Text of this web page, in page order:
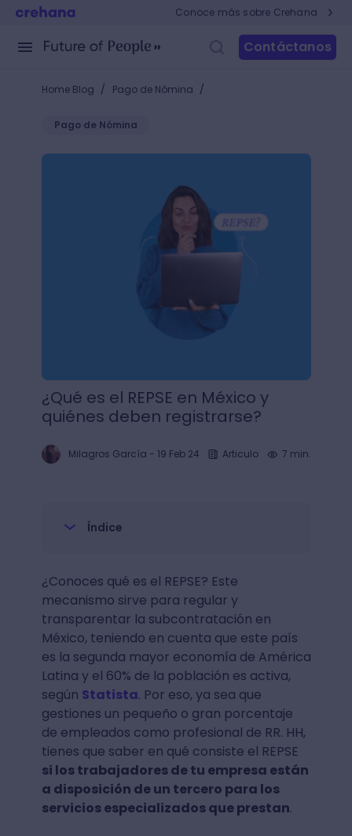
Conoce más sobre Crehana
Contáctanos
Home Blog / Pago de Nómina /
Pago de Nómina
¿Qué es el REPSE en México y quiénes deben
¿Qué es el REPSE en México y
quiénes deben registrarse?
Milagros García - 19 Feb 24 Articulo 7 min.
Índice
¿Conoces qué es el REPSE? Este
mecanismo sirve para regular y
transparentar la subcontratación en
México, teniendo en cuenta que este país
es la segunda mayor economía de América
Latina y el 60% de la población es activa,
según Statista. Por eso, ya sea que
gestiones un pequeño o gran porcentaje
de empleados como profesional de RR. HH,
tienes que saber en qué consiste el REPSE
si los trabajadores de tu empresa están
a disposición de un tercero para los
servicios especializados que prestan.